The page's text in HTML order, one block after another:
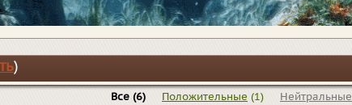
)
Нейтральные
Положительные (1)
Все (6)